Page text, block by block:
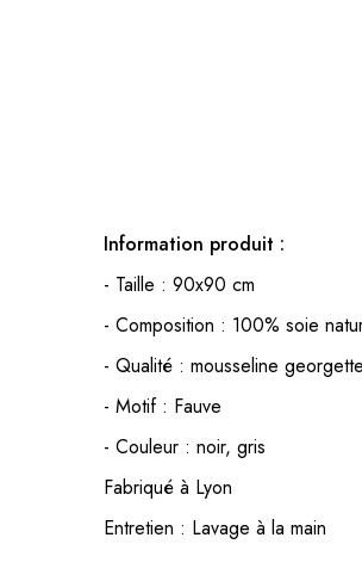
Information produit :
- Taille : 90x90 cm
- Composition : 100% soie
- Qualité : mousseline georgette
- Motif : Fauve
- Couleur : noir, gris
Fabriqué à Lyon
Entretien : Lavage à la main